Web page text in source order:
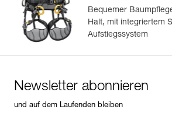
Bequemer
Halt, mit integriertem
Aufstiegssystem
Newsletter abonnieren
und auf dem Laufenden bleiben